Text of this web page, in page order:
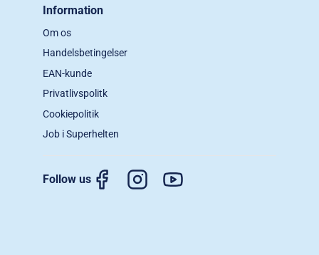
Information
Om os
Handelsbetingelser
EAN-kunde
Privatlivspolitk
Cookiepolitik
Job i Superhelten
Follow us